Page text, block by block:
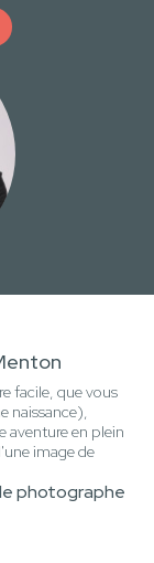
facile, que vous
naissance),
aventure en plein
image de
photographe